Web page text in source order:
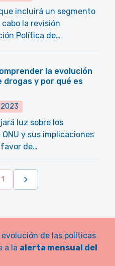
incluirá un segmento
la revisión
Política de…
la evolución
drogas y por qué es
luz sobre los
y sus implicaciones
de…
1
de las políticas
a la alerta mensual del